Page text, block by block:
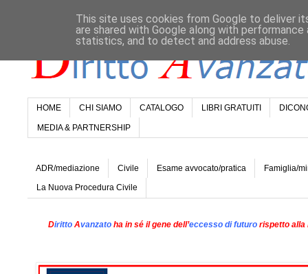
HOME CHI SIAMO CATALOGO LIBRI GRATUITI
MEDIA & PARTNERSHIP
ADR/mediazione Civile Esame avvocato/pratica Famiglia/
La Nuova Procedura Civile
Diritto Avanzato ha in sé il gene dell’eccesso di futuro rispetto alla
This site uses cookies from Google to deliver
are shared with Google along with
statistics, and to detect and address abuse.